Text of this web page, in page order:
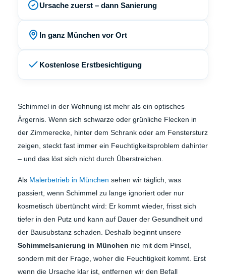
Ursache zuerst – dann Sanierung
In ganz München vor Ort
Kostenlose Erstbesichtigung
Schimmel in der Wohnung ist mehr als ein optisches
Ärgernis. Wenn sich schwarze oder grünliche Flecken in
der Zimmerecke, hinter dem Schrank oder am Fenstersturz
zeigen, steckt fast immer ein Feuchtigkeitsproblem dahinter
– und das löst sich nicht durch Überstreichen.
Als Malerbetrieb in München sehen wir täglich, was
passiert, wenn Schimmel zu lange ignoriert oder nur
kosmetisch übertüncht wird: Er kommt wieder, frisst sich
tiefer in den Putz und kann auf Dauer der Gesundheit und
der Bausubstanz schaden. Deshalb beginnt unsere
Schimmelsanierung in München nie mit dem Pinsel,
sondern mit der Frage, woher die Feuchtigkeit kommt. Erst
wenn die Ursache klar ist, entfernen wir den Befall